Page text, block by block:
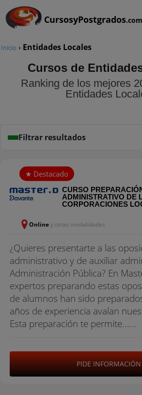
CursosyPostgrados.com
Inicio › Entidades Locales
Cursos de
Ranking de los mejores
Entidades
Filtrar resultados
CURSO
ADMINISTRATIVO DE
CORPORACIONES
Onliney otras modalidades
¿Quieres presentarte a las
administrativo y de auxiliar
Administración Pública? En
expertos preparando estas
de alumnos han sido
años de experiencia avalan
Esta preparación te permite......
PIDE INFORMACIÓN